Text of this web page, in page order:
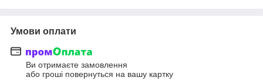
Умови оплати
Ви отримаєте замовлення
або гроші повернуться на вашу картку